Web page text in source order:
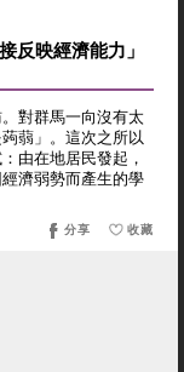
反映經濟能力」
對群馬一向沒有太
蒻」。這次之所以
由在地居民發起，
濟弱勢而產生的學
收藏
分享